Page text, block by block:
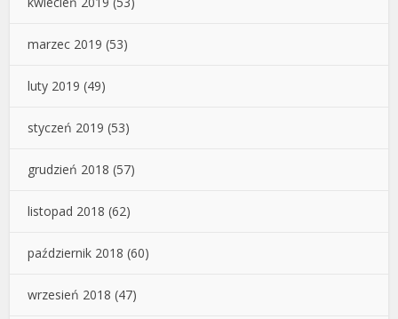
marzec 2019 (53)
luty 2019 (49)
styczeń 2019 (53)
grudzień 2018 (57)
listopad 2018 (62)
październik 2018 (60)
wrzesień 2018 (47)